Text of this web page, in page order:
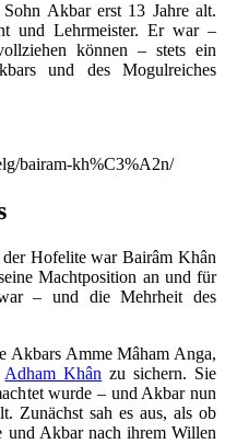
Akbar erst 13 Jahre alt.
und Lehrmeister. Er war –
können – stets ein
und des Mogulreiches
bairam-kh%C3%A2n/
Hofelite war Bairâm Khân
Machtposition an und für
– und die Mehrheit des
Akbars Amme Mâham Anga,
Adham Khân zu sichern. Sie
wurde – und Akbar nun
Zunächst sah es aus, als ob
und Akbar nach ihrem Willen